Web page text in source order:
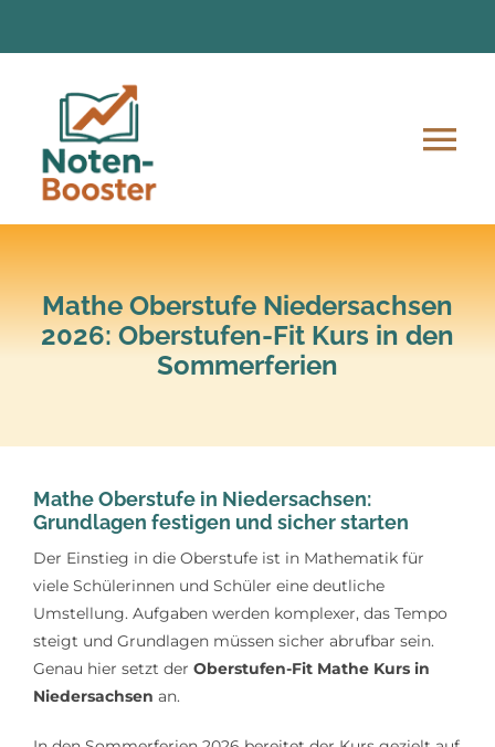
Angebote
Anmeldung und Ablauf
Lern-Material
Lerntipps
Mathe Oberstufe Niedersachsen
2026: Oberstufen-Fit Kurs in den
Sommerferien
Mathe Oberstufe in Niedersachsen:
Grundlagen festigen und sicher starten
Der Einstieg in die Oberstufe ist in Mathematik für
viele Schülerinnen und Schüler eine deutliche
Umstellung. Aufgaben werden komplexer, das Tempo
steigt und Grundlagen müssen sicher abrufbar sein.
Genau hier setzt der Oberstufen-Fit Mathe Kurs in
Niedersachsen an.